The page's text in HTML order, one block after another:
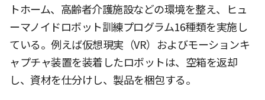
トホーム、高齢者介護施設などの環境を整え、ヒュ
ーマノイドロボット訓練プログラム16種類を実施し
ている。例えば仮想現実（VR）およびモーションキ
ャプチャ装置を装着したロボットは、空箱を返却
し、資材を仕分けし、製品を梱包する。